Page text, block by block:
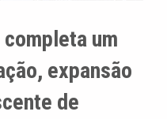
um
expansão
de